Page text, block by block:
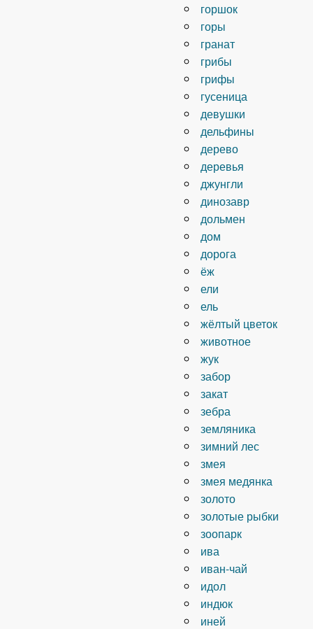
горшок
горы
гранат
грибы
грифы
гусеница
девушки
дельфины
дерево
деревья
джунгли
динозавр
дольмен
дом
дорога
ёж
ели
ель
жёлтый цветок
животное
жук
забор
закат
зебра
земляника
зимний лес
змея
змея медянка
золото
золотые рыбки
зоопарк
ива
иван-чай
идол
индюк
иней